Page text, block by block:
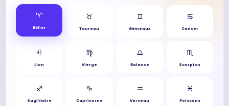
♈︎
Bélier
♉︎
Taureau
♊︎
Gémeaux
♋︎
Cancer
♌︎
Lion
♍︎
Vierge
♎︎
Balance
♏︎
Scorpion
♐︎
Sagittaire
♑︎
Capricorne
♒︎
Verseau
♓︎
Poissons